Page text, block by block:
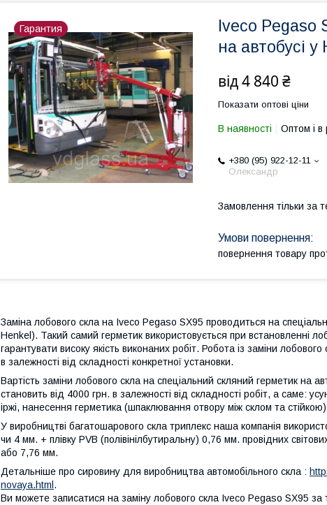
Гарантия
Iveco Pegaso
на автобусі у
від4 840 ₴
Показати оптові ціни
В наявності Оптом і в
+380 (95) 922-12-11
Олександр
Замовлення тільки за
повернення товару
Заміна лобового скла на Iveco Pegaso SX95 проводиться на
Henkel). Такий самий герметик використовується при встановленні
гарантувати високу якість виконаних робіт. Робота із заміни
в залежності від складності конкретної установки.
Вартість заміни лобового скла на спеціальний скляний герметик на
становить від 4000 грн. в залежності від складності робіт, а саме:
іржі, нанесення герметика (шпаклювання отвору між склом та стійкою)
У виробництві багатошарового скла триплекс наша компанія
чи 4 мм. + плівку PVB (полівінілбутиральну) 0,76 мм. провідних
або 7,76 мм.
Детальніше про сировину для виробництва автомобільного скла :
novaya.html .
Ви можете записатися на заміну лобового скла Iveco Pegaso SX95